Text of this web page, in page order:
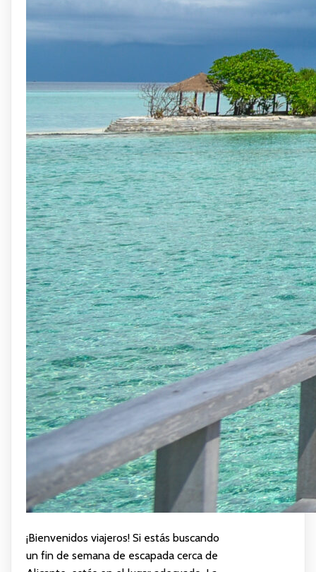
¡Bienvenidos viajeros! Si estás buscando
un fin de semana de escapada cerca de